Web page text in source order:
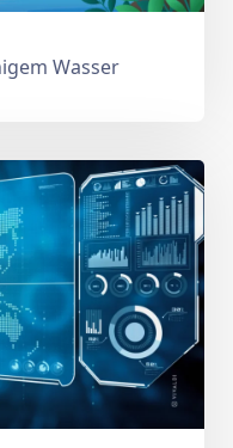
Wasser